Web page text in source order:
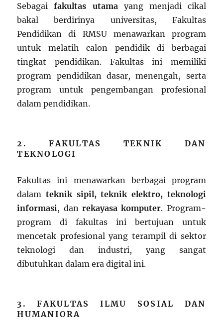
Sebagaifakultas utamayang menjadi cikal
bakal berdirinya universitas, Fakultas
Pendidikan di RMSU menawarkan program
untuk melatih calon pendidik di berbagai
tingkat pendidikan. Fakultas ini memiliki
program pendidikan dasar, menengah, serta
program untuk pengembangan profesional
dalam pendidikan.
2. FAKULTAS TEKNIK DAN
TEKNOLOGI
Fakultas ini menawarkan berbagai program
dalamteknik sipil, teknik elektro, teknologi
informasi, dan rekayasa komputer. Program-
program di fakultas ini bertujuan untuk
mencetak profesional yang terampil di sektor
teknologi dan industri, yang sangat
dibutuhkan dalam era digital ini.
3. FAKULTAS ILMU SOSIAL DAN
HUMANIORA